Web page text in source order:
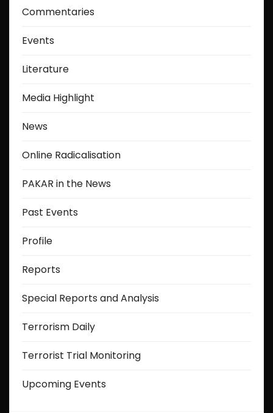
Commentaries
Events
Literature
Media Highlight
News
Online Radicalisation
PAKAR in the News
Past Events
Profile
Reports
Special Reports and Analysis
Terrorism Daily
Terrorist Trial Monitoring
Upcoming Events